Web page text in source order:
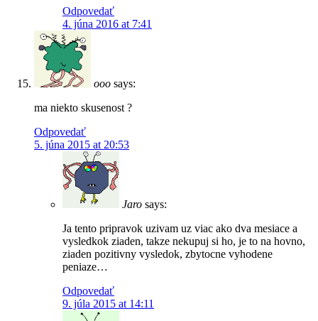
Odpovedať
4. júna 2016 at 7:41
ooo says:
ma niekto skusenost ?
Odpovedať
5. júna 2015 at 20:53
Jaro says:
Ja tento pripravok uzivam uz viac ako dva mesiace a
vysledkok ziaden, takze nekupuj si ho, je to na hovno,
ziaden pozitivny vysledok, zbytocne vyhodene
peniaze…
Odpovedať
9. júla 2015 at 14:11